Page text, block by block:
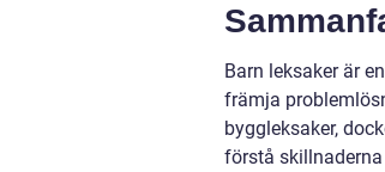
Barn leksaker är
främja
byggleksaker,
förstå